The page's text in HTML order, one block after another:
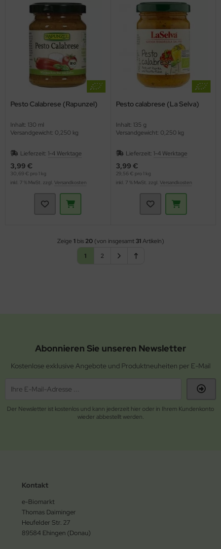
Pesto Calabrese (Rapunzel)
Inhalt: 130 ml
Versandgewicht: 0,250 kg
Lieferzeit: 1-4 Werktage
3,99 €
30,69 € pro 1 kg
inkl. 7 % MwSt. zzgl. Versandkosten
Pesto calabrese (La Selva)
Inhalt: 135 g
Versandgewicht: 0,250 kg
Lieferzeit: 1-4 Werktage
3,99 €
29,56 € pro 1 kg
inkl. 7 % MwSt. zzgl. Versandkosten
Zeige 1bis20(von insgesamt 31Artikeln)
1
2
Abonnieren Sie unseren Newsletter
Kostenlose exklusive Angebote und Produktneuheiten per E-Mail
Der Newsletter ist kostenlos und kann jederzeit hier oder in Ihrem Kundenkonto
wieder abbestellt werden.
Kontakt
e-Biomarkt
Thomas Daiminger
Heufelder Str. 27
89584 Ehingen (Donau)